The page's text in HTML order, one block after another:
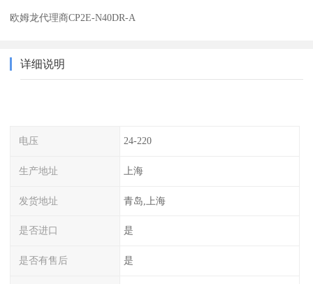
欧姆龙代理商CP2E-N40DR-A
详细说明
电压 24-220
生产地址 上海
发货地址 青岛,上海
是否进口 是
是否有售后 是